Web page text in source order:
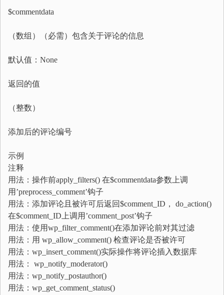
$commentdata
（数组）（必需）包含关于评论的信息
默认值：None
返回的值
（整数）
添加后的评论编号
示例
注释
用法：操作前apply_filters() 在$commentdata参数上调
用’preprocess_comment’钩子
用法：添加评论且被许可后返回$comment_ID， do_action()
在$comment_ID上调用’comment_post’钩子
用法：使用wp_filter_comment()在添加评论前对其过滤
用法：用 wp_allow_comment() 检查评论是否被许可
用法：wp_insert_comment()实际操作将评论插入数据库
用法： wp_notify_moderator()
用法：wp_notify_postauthor()
用法：wp_get_comment_status()